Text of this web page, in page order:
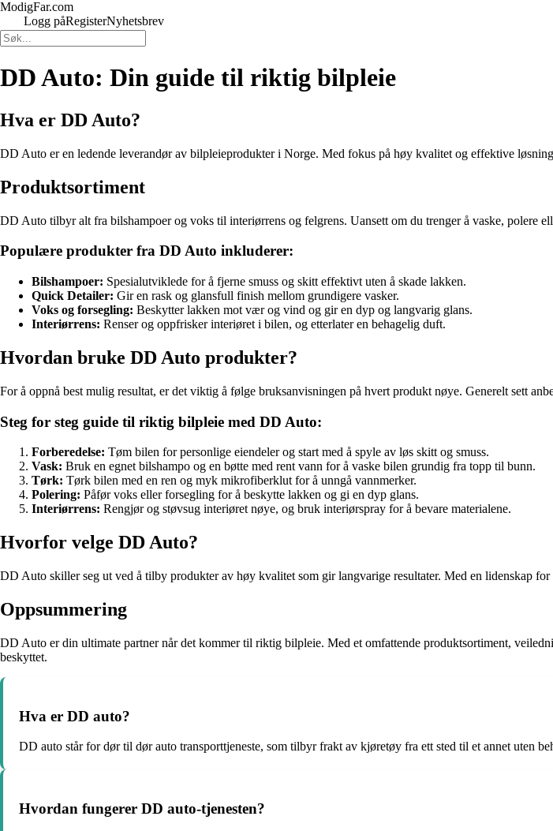
ModigFar.com
Logg påRegisterNyhetsbrev
DD Auto: Din guide til riktig bilpleie
Hva er DD Auto?
DD Auto er en ledende leverandør av bilpleieprodukter i Norge. Med fokus på høy kvalitet og effektive
Produktsortiment
DD Auto tilbyr alt fra bilshampoer og voks til interiørrens og felgrens. Uansett om du trenger å vaske, polere
Populære produkter fra DD Auto inkluderer:
Bilshampoer: Spesialutviklede for å fjerne smuss og skitt effektivt uten å skade lakken.
Quick Detailer: Gir en rask og glansfull finish mellom grundigere vasker.
Voks og forsegling: Beskytter lakken mot vær og vind og gir en dyp og langvarig glans.
Interiørrens: Renser og oppfrisker interiøret i bilen, og etterlater en behagelig duft.
Hvordan bruke DD Auto produkter?
For å oppnå best mulig resultat, er det viktig å følge bruksanvisningen på hvert produkt nøye. Generelt sett
Steg for steg guide til riktig bilpleie med DD Auto:
Forberedelse: Tøm bilen for personlige eiendeler og start med å spyle av løs skitt og smuss.
Vask: Bruk en egnet bilshampo og en bøtte med rent vann for å vaske bilen grundig fra topp til bunn.
Tørk: Tørk bilen med en ren og myk mikrofiberklut for å unngå vannmerker.
Polering: Påfør voks eller forsegling for å beskytte lakken og gi en dyp glans.
Interiørrens: Rengjør og støvsug interiøret nøye, og bruk interiørspray for å bevare materialene.
Hvorfor velge DD Auto?
DD Auto skiller seg ut ved å tilby produkter av høy kvalitet som gir langvarige resultater. Med en lidenskap
Oppsummering
DD Auto er din ultimate partner når det kommer til riktig bilpleie. Med et omfattende produktsortiment,
beskyttet.
Hva er DD auto?
DD auto står for dør til dør auto transporttjeneste, som tilbyr frakt av kjøretøy fra ett sted til et annet uten
Hvordan fungerer DD auto-tjenesten?